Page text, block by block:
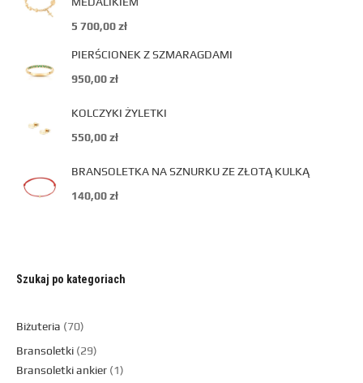
5 700,00zł
PIERŚCIONEK Z SZMARAGDAMI
950,00zł
KOLCZYKI ŻYLETKI
550,00zł
BRANSOLETKA NA SZNURKU ZE ZŁOTĄ KULKĄ
140,00zł
Szukaj po kategoriach
Biżuteria
70
Bransoletki 29
Bransoletki ankier 1